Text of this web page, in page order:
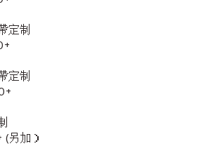
定制
定制
另加）